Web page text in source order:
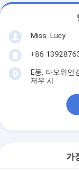
소형 베이커리
돌풍 냉각장치
베이커리 진열장
Miss. Lucy
+86
E동, 타오위안
저우 시
가